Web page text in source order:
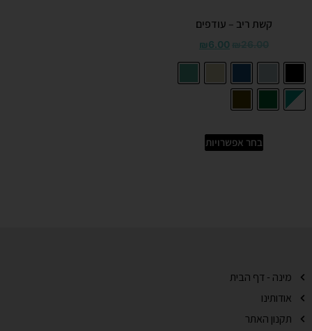
קשת ריב – עודפים
₪6.00
בחר אפשרויות
מינה - דף הבית
אודותינו
תקנון האתר